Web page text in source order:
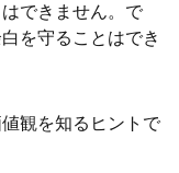
できません。で
を守ることはでき
観を知るヒントで